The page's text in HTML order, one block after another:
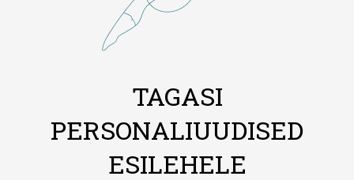
TAGASI
PERSONALIUUDISED
ESILEHELE